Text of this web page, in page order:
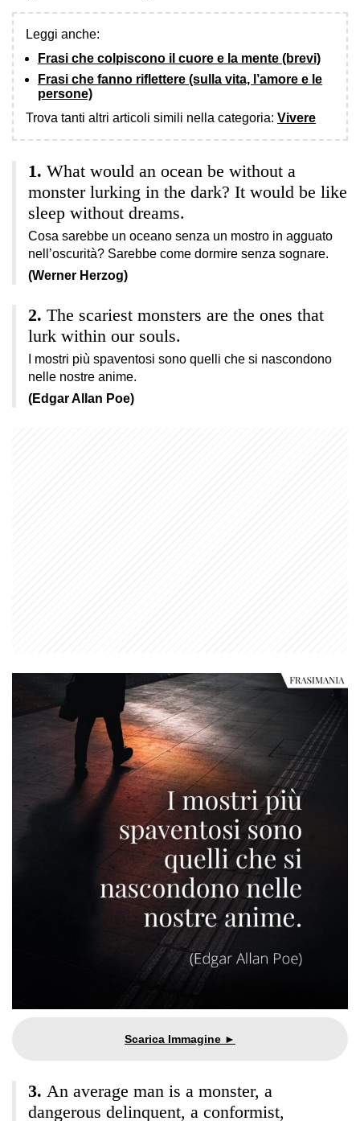
Leggi anche:
Frasi che colpiscono il cuore e la mente (brevi)
Frasi che fanno riflettere (sulla vita, l’amore e le
persone)
Trova tanti altri articoli simili nella categoria: Vivere
What would an ocean be without a
monster lurking in the dark? It would be like
sleep without dreams.
Cosa sarebbe un oceano senza un mostro in agguato
nell’oscurità? Sarebbe come dormire senza sognare.
(Werner Herzog)
The scariest monsters are the ones that
lurk within our souls.
I mostri più spaventosi sono quelli che si nascondono
nelle nostre anime.
(Edgar Allan Poe)
An average man is a monster, a
dangerous delinquent, a conformist,